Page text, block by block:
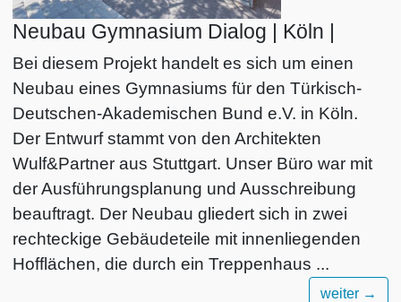
Neubau Gymnasium Dialog | Köln |
Bei diesem Projekt handelt es sich um einen
Neubau eines Gymnasiums für den Türkisch-
Deutschen-Akademischen Bund e.V. in Köln.
Der Entwurf stammt von den Architekten
Wulf&Partner aus Stuttgart. Unser Büro war mit
der Ausführungsplanung und Ausschreibung
beauftragt. Der Neubau gliedert sich in zwei
rechteckige Gebäudeteile mit innenliegenden
Hofflächen, die durch ein Treppenhaus ...
weiter →